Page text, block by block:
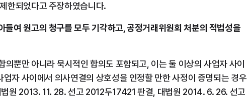
한되었다고 주장하였습니다.
들여 원고의 청구를 모두 기각하고, 공정거래위원회 처분의 적법성을
뿐만 아니라 묵시적인 합의도 포함되고, 이는 둘 이상의 사업자 사이
자 사이에서 의사연결의 상호성을 인정할 만한 사정이 증명되는 경우
원 2013. 11. 28. 선고 2012두17421 판결, 대법원 2014. 6. 26. 선고